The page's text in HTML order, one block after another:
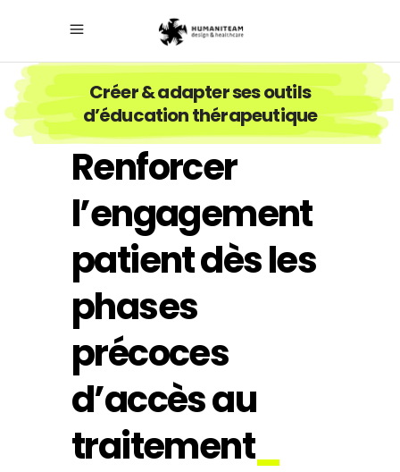
Créer & adapter ses outils
d’éducation thérapeutique
Renforcer
l’engagement
patient dès les
phases
précoces
d’accès au
traitement